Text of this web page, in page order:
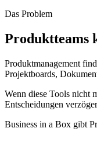
Das Problem
Produktteams
Produktmanagement
Projektboards,
Wenn diese Tools nicht
Entscheidungen
Business in a Box gibt